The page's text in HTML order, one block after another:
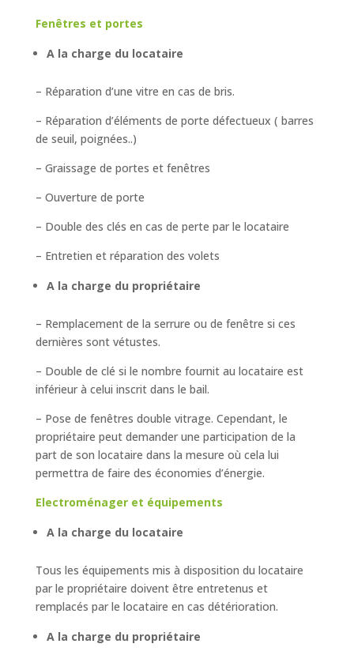
Fenêtres et portes
A la charge du locataire
– Réparation d’une vitre en cas de bris.
– Réparation d’éléments de porte défectueux ( barres
de seuil, poignées..)
– Graissage de portes et fenêtres
– Ouverture de porte
– Double des clés en cas de perte par le locataire
– Entretien et réparation des volets
A la charge du propriétaire
– Remplacement de la serrure ou de fenêtre si ces
dernières sont vétustes.
– Double de clé si le nombre fournit au locataire est
inférieur à celui inscrit dans le bail.
– Pose de fenêtres double vitrage. Cependant, le
propriétaire peut demander une participation de la
part de son locataire dans la mesure où cela lui
permettra de faire des économies d’énergie.
Electroménager et équipements
A la charge du locataire
Tous les équipements mis à disposition du locataire
par le propriétaire doivent être entretenus et
remplacés par le locataire en cas détérioration.
A la charge du propriétaire